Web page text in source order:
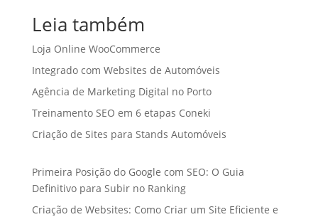
Leia também
Loja Online WooCommerce
Integrado com Websites de Automóveis
Agência de Marketing Digital no Porto
Treinamento SEO em 6 etapas Coneki
Criação de Sites para Stands Automóveis
Primeira Posição do Google com SEO: O Guia
Definitivo para Subir no Ranking
Criação de Websites: Como Criar um Site Eficiente e